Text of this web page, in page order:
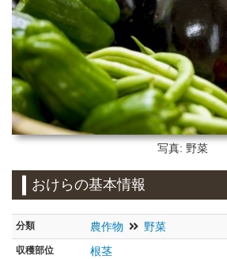
写真: 野菜
おけらの基本情報
分類 農作物 野菜
収穫部位 根茎